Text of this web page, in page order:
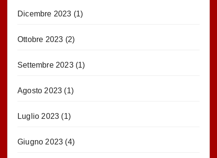
Dicembre 2023 (1)
Ottobre 2023 (2)
Settembre 2023(1)
Agosto 2023 (1)
Luglio 2023 (1)
Giugno 2023 (4)